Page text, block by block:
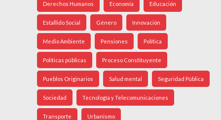
Derechos Humanos Economía Educación
Estallido Social Género Innovación
Medio Ambiente Pensiones Política
Políticas públicas Proceso Constituyente
Pueblos Originarios Salud mental Seguridad Pública
Sociedad Tecnología y Telecomunicaciones
Transporte Urbanismo